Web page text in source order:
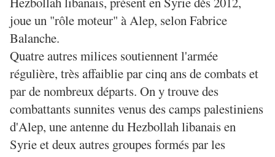
joue un "rôle moteur" à Alep, selon Fabrice
Balanche.
Quatre autres milices soutiennent l'armée
régulière, très affaiblie par cinq ans de combats et
par de nombreux départs. On y trouve des
combattants sunnites venus des camps palestiniens
d'Alep, une antenne du Hezbollah libanais en
Syrie et deux autres groupes formés par les